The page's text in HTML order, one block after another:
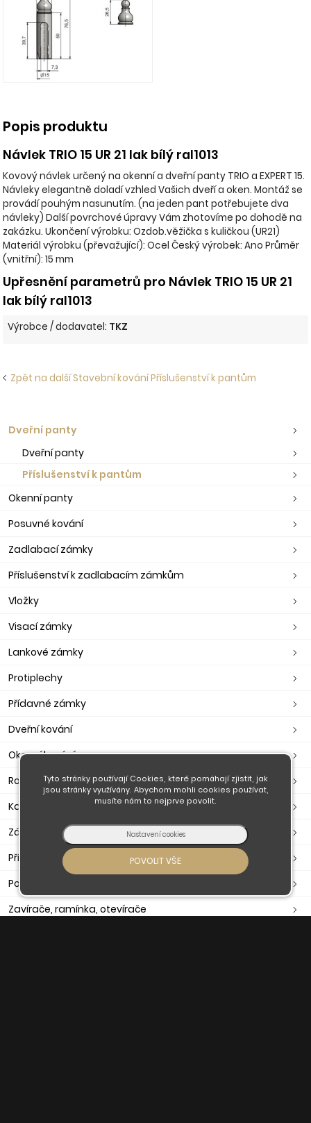
Popis produktu
Návlek TRIO 15 UR 21 lak bílý ral1013
Kovový návlek určený na okenní a dveřní panty TRIO a EXPERT 15.
Návleky elegantně doladí vzhled Vašich dveří a oken. Montáž se
provádí pouhým nasunutím. (na jeden pant potřebujete dva
návleky) Další povrchové úpravy Vám zhotovíme po dohodě na
zakázku. Ukončení výrobku: Ozdob.věžička s kuličkou (UR21)
Materiál výrobku (převažující): Ocel Český výrobek: Ano Průměr
(vnitřní): 15 mm
Upřesnění parametrů pro Návlek TRIO 15 UR 21
lak bílý ral1013
Výrobce / dodavatel: TKZ
Zpět na další Stavební kování Příslušenství k pantům
Dveřní panty
Dveřní panty
Příslušenství k pantům
Okenní panty
Posuvné kování
Zadlabací zámky
Příslušenství k zadlabacím zámkům
Vložky
Visací zámky
Lankové zámky
Protiplechy
Přídavné zámky
Dveřní kování
Okenní kování
Rozety
Kabinové kování
Zástrče, petlice, závory
Příslušenství - okna a dveře
Poštovní schránky, pokladny
Zavírače, ramínka, otevírače
Tyto stránky používají Cookies, které pomáhají zjistit, jak
jsou stránky využívány. Abychom mohli cookies používat,
musíte nám to nejprve povolit.